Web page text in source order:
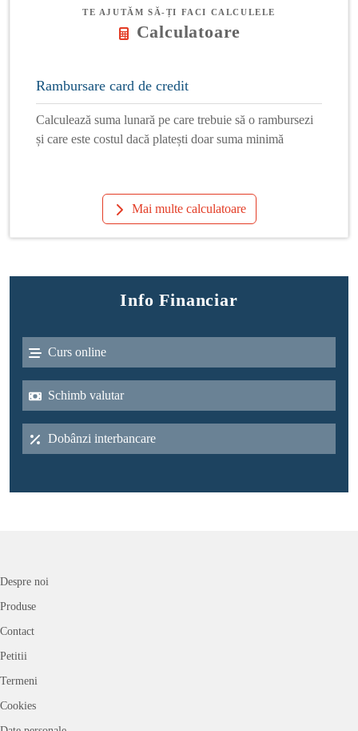
TE AJUTĂM SĂ-ȚI FACI CALCULELE
Calculatoare
Rambursare card de credit
Calculează suma lunară pe care trebuie să o rambursezi
și care este costul dacă platești doar suma minimă
Mai multe calculatoare
Info Financiar
Curs online
Schimb valutar
Dobânzi interbancare
Despre noi
Produse
Contact
Petitii
Termeni
Cookies